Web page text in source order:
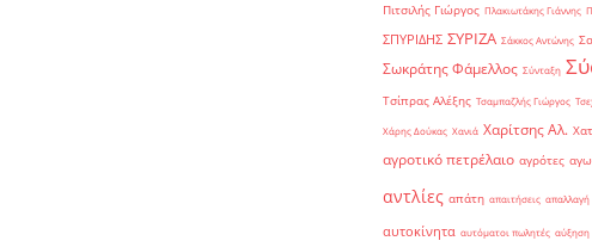
Πιτσιλής Γιώργος Πλακιωτάκης Γιάννης
ΣΠΥΡΙΔΗΣ ΣΥΡΙΖΑ Σάκκος Αντώνης
Σωκράτης Φάμελλος Σύνταξη
Τσίπρας Αλέξης Τσαμπαζλής Γιώργος
Χάρης Δούκας Χανιά Χαρίτσης Αλ.
αγροτικό πετρέλαιο αγρότες
αντλίες απάτη απαιτήσεις απαλλαγή
αυτοκίνητα αυτόματοι πωλητές αύξηση